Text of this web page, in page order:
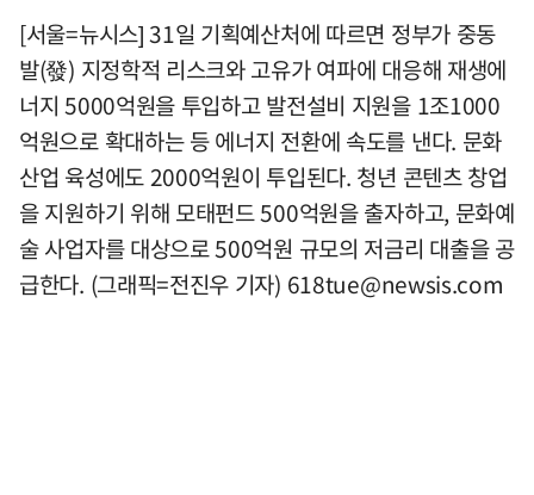
[서울=뉴시스] 31일 기획예산처에 따르면 정부가 중동
발(發) 지정학적 리스크와 고유가 여파에 대응해 재생에
너지 5000억원을 투입하고 발전설비 지원을 1조1000
억원으로 확대하는 등 에너지 전환에 속도를 낸다. 문화
산업 육성에도 2000억원이 투입된다. 청년 콘텐츠 창업
을 지원하기 위해 모태펀드 500억원을 출자하고, 문화예
술 사업자를 대상으로 500억원 규모의 저금리 대출을 공
급한다. (그래픽=전진우 기자) 618tue@newsis.com